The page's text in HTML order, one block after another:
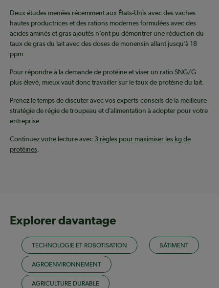
Deux études menées récemment aux États-Unis avec des vaches
hautes productrices et des rations modernes formulées avec des
acides aminés et gras ajoutés n’ont pu démontrer une réduction du
taux de gras du lait avec des doses de monensin allant jusqu’à 18
ppm.
Pour répondre à la demande de protéine et viser un ratio SNG/G
plus élevé, mieux vaut donc travailler sur le taux de protéine du lait.
Prenez le temps de discuter avec vos experts-conseils de la meilleure
stratégie de régie de troupeau et d’alimentation à adopter pour votre
entreprise.
Continuez votre lecture avec 3 règles pour maximiser les kg de
protéines.
Explorer davantage
TECHNOLOGIE ET ROBOTISATION BÂTIMENT
AGROENVIRONNEMENT
AGRICULTURE DURABLE